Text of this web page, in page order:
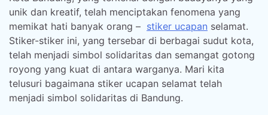
unik dan kreatif, telah menciptakan fenomena yang
memikat hati banyak orang – stiker ucapan selamat.
Stiker-stiker ini, yang tersebar di berbagai sudut kota,
telah menjadi simbol solidaritas dan semangat gotong
royong yang kuat di antara warganya. Mari kita
telusuri bagaimana stiker ucapan selamat telah
menjadi simbol solidaritas di Bandung.